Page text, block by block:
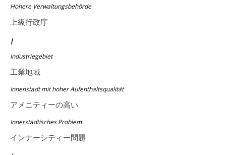
Höhere Verwaltungsbehörde
上級行政庁
I
Industriegebiet
工業地域
Innenstadt mit hoher Aufenthaltsqualität
アメニティーの高い
Innerstädtisches Problem
インナーシティー問題